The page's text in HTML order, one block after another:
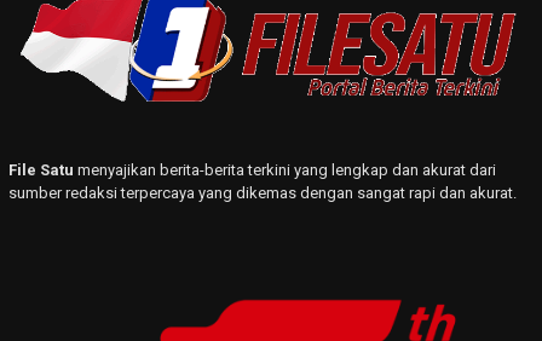
File Satu menyajikan berita-berita terkini yang lengkap dan akurat dari
sumber redaksi terpercaya yang dikemas dengan sangat rapi dan akurat.